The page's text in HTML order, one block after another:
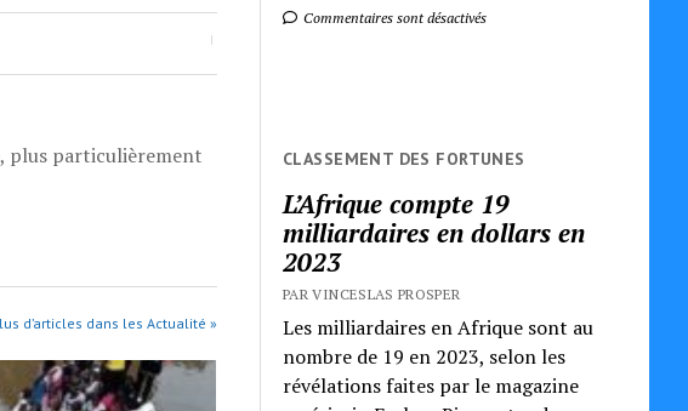
plus particulièrement
d’articles dans les Actualité »
Commentaires sont désactivés
CLASSEMENT DES FORTUNES
L’Afrique compte 19
milliardaires en dollars en
2023
PAR VINCESLAS PROSPER
Les milliardaires en Afrique sont au
nombre de 19 en 2023, selon les
révélations faites par le magazine